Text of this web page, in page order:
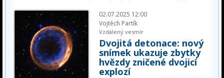
02.07.2025 12:00
Vojtěch Partík
Vzdálený vesmír
Dvojitá detonace: nový
snímek ukazuje zbytky
hvězdy zničené dvojicí
explozí